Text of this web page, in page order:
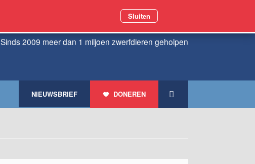
Sinds 2009 meer dan 1 miljoen zwerfdieren geholpen
DONEREN
NIEUWSBRIEF
Sluiten